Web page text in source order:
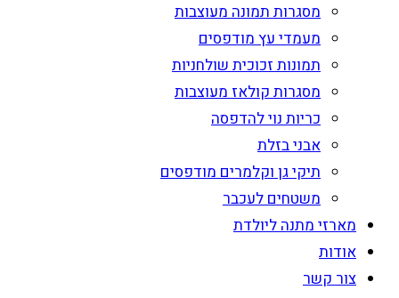
מסגרות תמונה מעוצבות
מעמדי עץ מודפסים
תמונות זכוכית שולחניות
מסגרות קולאז מעוצבות
כריות נוי להדפסה
אבני בזלת
תיקי גן וקלמרים מודפסים
משטחים לעכבר
מארזי מתנה ליולדת
אודות
צור קשר